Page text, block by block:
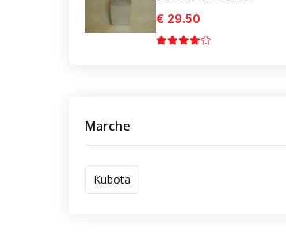
€ 29.50
Marche
Kubota